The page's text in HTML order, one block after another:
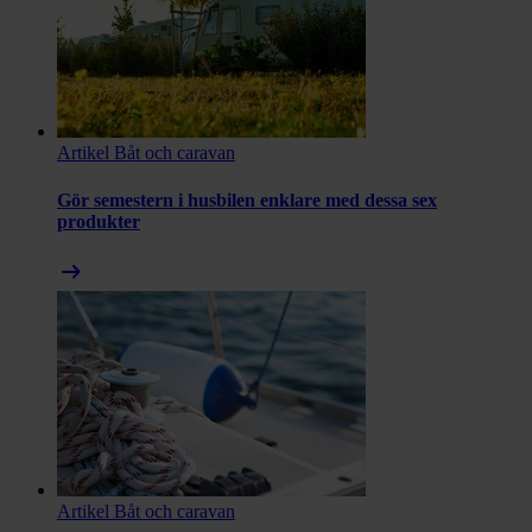
Artikel Båt och caravan
Gör semestern i husbilen enklare med dessa sex
produkter
arrow_right_alt
Artikel Båt och caravan